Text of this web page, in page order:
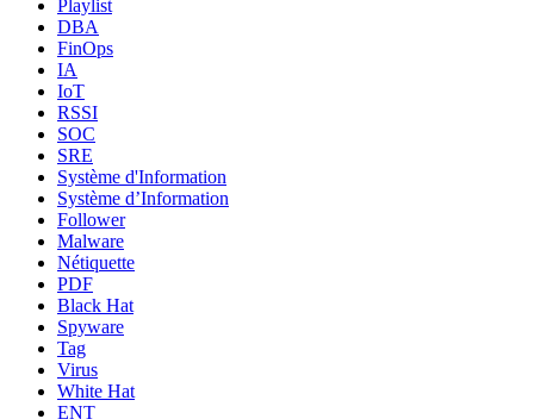
Playlist
DBA
FinOps
IA
IoT
RSSI
SOC
SRE
Système d'Information
Système d’Information
Follower
Malware
Nétiquette
PDF
Black Hat
Spyware
Tag
Virus
White Hat
ENT